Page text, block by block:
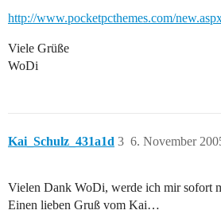
http://www.pocketpcthemes.com/
Viele Grüße
WoDi
Kai_Schulz_431a1d 6. November
3
Vielen Dank WoDi, werde ich mir sofort
Einen lieben Gruß vom Kai…